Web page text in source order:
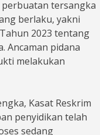
tersangka
berlaku, yakni
2023 tentang
Ancaman pidana
melakukan
Kasat Reskrim
penyidikan telah
sedang